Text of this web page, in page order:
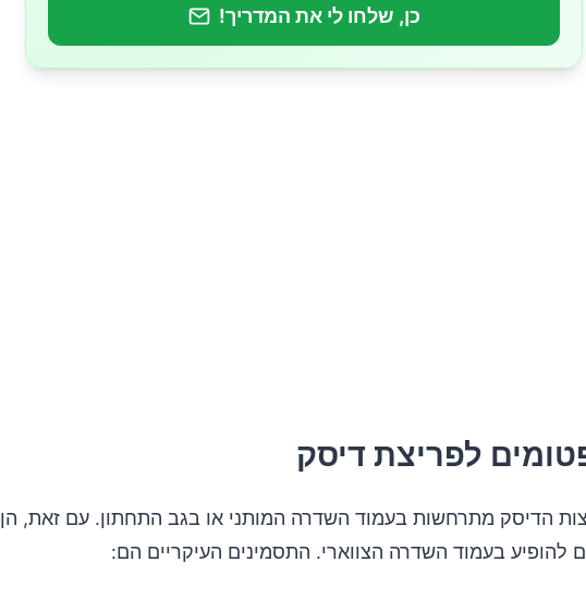
כן, שלחו לי את המדריך!
לפריצת דיסק
הדיסק מתרחשות בעמוד השדרה המותני או בגב התחתון. עם זאת, הן
להופיע בעמוד השדרה הצווארי. התסמינים העיקריים הם: